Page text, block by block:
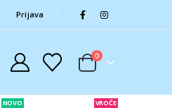
Prijava
0
NOVO VROČE